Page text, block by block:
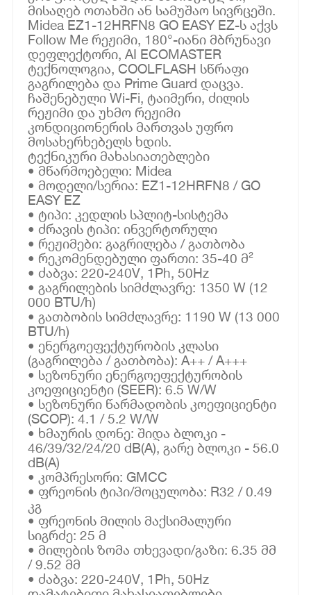
მისაღებ ოთახში ან სამუშაო სივრცეში.
Midea EZ1-12HRFN8 GO EASY EZ-ს აქვს
Follow Me რეჟიმი, 180°-იანი მბრუნავი
დეფლექტორი, AI ECOMASTER
ტექნოლოგია, COOLFLASH სწრაფი
გაგრილება და Prime Guard დაცვა.
ჩაშენებული Wi-Fi, ტაიმერი, ძილის
რეჟიმი და უხმო რეჟიმი
კონდიციონერის მართვას უფრო
მოსახერხებელს ხდის.
ტექნიკური მახასიათებლები
• მწარმოებელი: Midea
• მოდელი/სერია: EZ1-12HRFN8 / GO
EASY EZ
• ტიპი: კედლის სპლიტ-სისტემა
• ძრავის ტიპი: ინვერტორული
• რეჟიმები: გაგრილება / გათბობა
• რეკომენდებული ფართი: 35-40 მ²
• ძაბვა: 220-240V, 1Ph, 50Hz
• გაგრილების სიმძლავრე: 1350 W (12
000 BTU/h)
• გათბობის სიმძლავრე: 1190 W (13 000
BTU/h)
• ენერგოეფექტურობის კლასი
(გაგრილება / გათბობა): A++ / A+++
• სეზონური ენერგოეფექტურობის
კოეფიციენტი (SEER): 6.5 W/W
• სეზონური წარმადობის კოეფიციენტი
(SCOP): 4.1 / 5.2 W/W
• ხმაურის დონე: შიდა ბლოკი -
46/39/32/24/20 dB(A), გარე ბლოკი - 56.0
dB(A)
• კომპრესორი: GMCC
• ფრეონის ტიპი/მოცულობა: R32 / 0.49
კგ
• ფრეონის მილის მაქსიმალური
სიგრძე: 25 მ
• მილების ზომა თხევადი/გაზი: 6.35 მმ
/ 9.52 მმ
• ძაბვა: 220-240V, 1Ph, 50Hz